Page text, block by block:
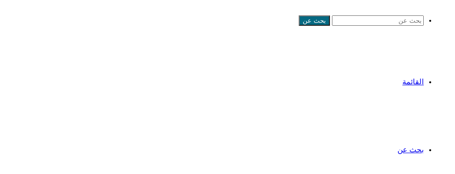
بحث عن
القائمة
بحث عن